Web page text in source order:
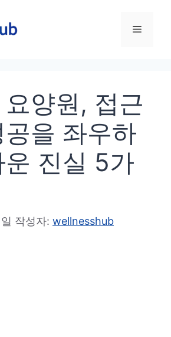
메
양원, 접근
을 좌우하
진실 5가
작성자: wellnesshub